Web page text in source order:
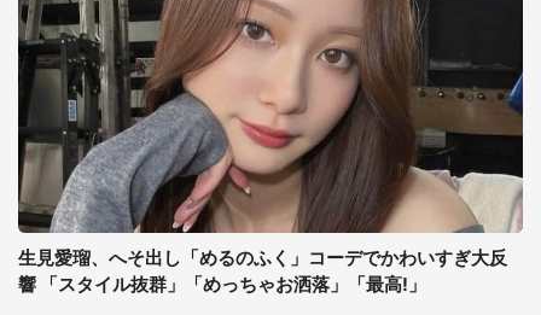
生見愛瑠、へそ出し「めるのふく」コーデでかわいすぎ大反
響 「スタイル抜群」「めっちゃお洒落」「最高!」